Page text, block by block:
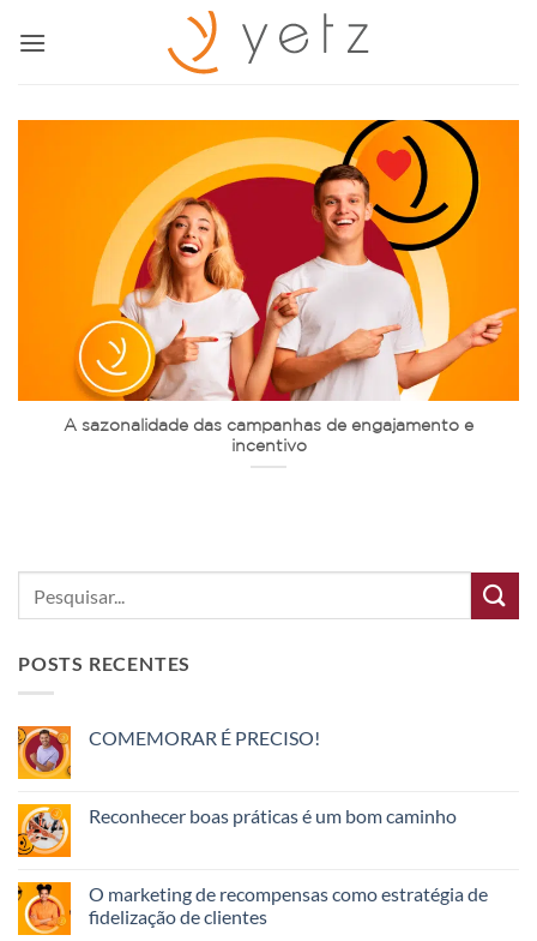
A sazonalidade das campanhas de engajamento e
incentivo
POSTS RECENTES
COMEMORAR É PRECISO!
Reconhecer boas práticas é um bom caminho
O marketing de recompensas como estratégia de
fidelização de clientes